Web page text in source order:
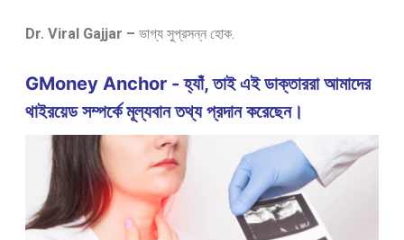
Dr. Viral Gajjar – ভাগ্য সুপ্রসন্ন হোক.
GMoney Anchor - হ্যাঁ, তাই এই ডাক্তাররা আমাদের
থাইরয়েড সম্পর্কে মূল্যবান তথ্য প্রদান করেছেন।